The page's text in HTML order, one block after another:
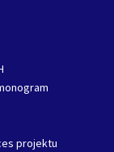
projektu